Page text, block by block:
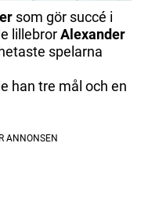
som gör succé i
lillebrorAlexander
spelarna
han tre mål och en